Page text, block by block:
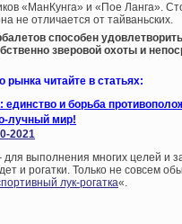
«МанКунга» и «Пое Ланга».
не отличается от тайваньских.
способен
зверовой охоты и
рынка читайте в статьях:
и борьба
лучный мир!
2021
выполнения многих целей и
и рогатки. Только не совсем
лук-рогатка«.